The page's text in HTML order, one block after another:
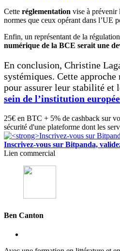
Cette réglementation vise à prévenir
normes que ceux opérant dans l’UE
Enfin, un représentant de la
numérique de la BCE serait une
En conclusion, Christine
systémiques. Cette
pour assurer leur stabilité
sein de l’institution
25€ en BTC + 5% de cashback sur
sécurité d'une plateforme dont les
Inscrivez-vous sur Bitpanda,
Lien commercial
Ben Canton